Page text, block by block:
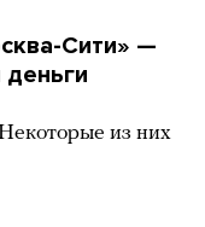
Сити» —
из них